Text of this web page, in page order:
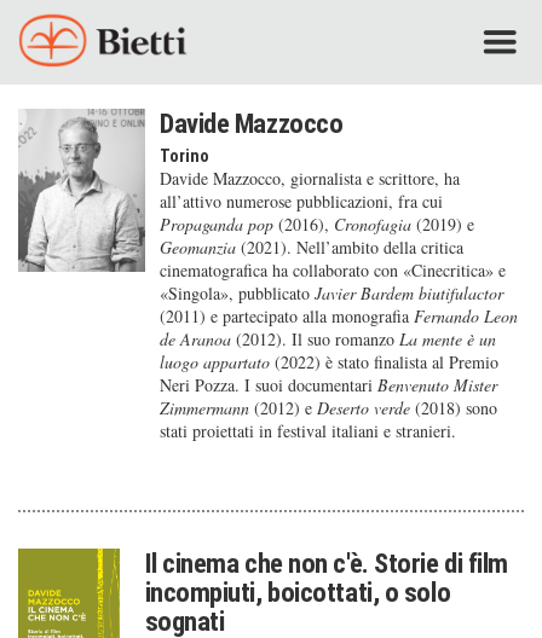
Davide Mazzocco
Torino
Davide Mazzocco, giornalista e scrittore, ha
all’attivo numerose pubblicazioni, fra cui
Propaganda pop (2016), Cronofagia (2019) e
Geomanzia (2021). Nell’ambito della critica
cinematografica ha collaborato con «Cinecritica» e
«Singola», pubblicatoJavier Bardem biutifulactor
(2011) e partecipato alla monografiaFernando Leon
de Aranoa (2012). Il suo romanzoLa mente è un
luogo appartato (2022) è stato finalista al Premio
Neri Pozza. I suoi documentariBenvenuto Mister
Zimmermann (2012) eDeserto verde (2018) sono
stati proiettati in festival italiani e stranieri.
Il cinema che non c'è. Storie di film
incompiuti, boicottati, o solo
sognati